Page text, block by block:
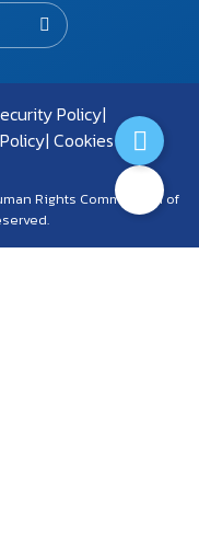
Policy
Cookies Policy
Rights Commission of